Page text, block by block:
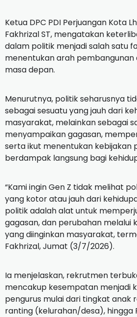
Ketua DPC PDI Perjuangan Kota
Fakhrizal ST, mengatakan
dalam politik menjadi salah satu
menentukan arah pembangunan
masa depan.
Menurutnya, politik seharusnya
sebagai sesuatu yang jauh dari
masyarakat, melainkan sebagai
menyampaikan gagasan,
serta ikut menentukan kebijakan
berdampak langsung bagi
“Kami ingin Gen Z tidak melihat
yang kotor atau jauh dari
politik adalah alat untuk
gagasan, dan perubahan melalui
yang diinginkan masyarakat,
Fakhrizal, Jumat (3/7/2026).
Ia menjelaskan, rekrutmen
mencakup kesempatan menjadi
pengurus mulai dari tingkat anak
ranting (kelurahan/desa), hingga